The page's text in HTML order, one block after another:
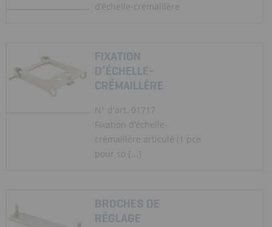
d’échelle-crémaillère
FIXATION
D’ÉCHELLE-
CRÉMAILLÈRE
N° d'art. 01717
Fixation d’échelle-
crémaillère articulé (1 pce
pour so [...]
BROCHES DE
RÉGLAGE